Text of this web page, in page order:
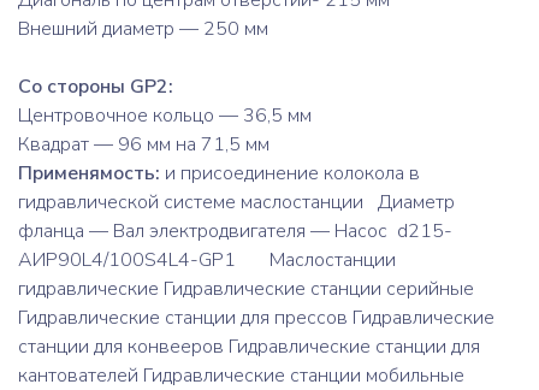
Внешний диаметр — 250 мм
Со стороны GP2:
Центровочное кольцо — 36,5 мм
Квадрат — 96 мм на 71,5 мм
Применямость: и присоединение колокола в
гидравлической системе маслостанции Диаметр
фланца — Вал электродвигателя — Насос d215-
АИР90L4/100S4L4-GP1 Маслостанции
гидравлические Гидравлические станции серийные
Гидравлические станции для прессов Гидравлические
станции для конвееров Гидравлические станции для
кантователей Гидравлические станции мобильные